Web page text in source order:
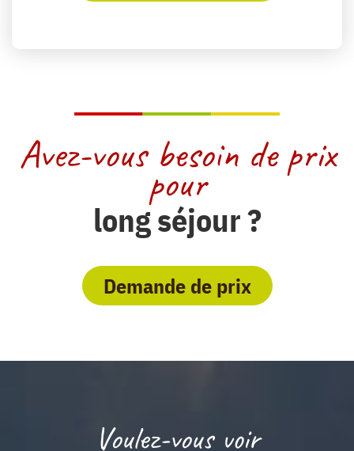
Avez-vous besoin de prix
pour
long séjour ?
Demande de prix
Voulez-vous voir